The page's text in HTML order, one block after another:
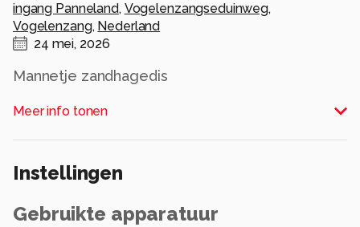
ingang Panneland, Vogelenzangseduinweg,
Vogelenzang, Nederland
24 mei, 2026
Mannetje zandhagedis
Alle rechten voorbehouden
Meer info tonen
Instellingen
Gebruikte apparatuur